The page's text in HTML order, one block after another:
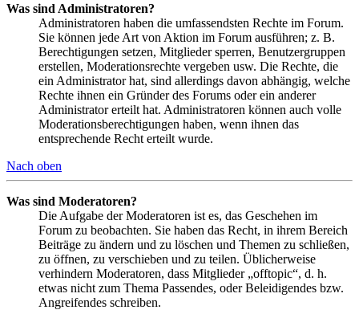
Was sind Administratoren?
Administratoren haben die umfassendsten Rechte im Forum.
Sie können jede Art von Aktion im Forum ausführen; z. B.
Berechtigungen setzen, Mitglieder sperren, Benutzergruppen
erstellen, Moderationsrechte vergeben usw. Die Rechte, die
ein Administrator hat, sind allerdings davon abhängig, welche
Rechte ihnen ein Gründer des Forums oder ein anderer
Administrator erteilt hat. Administratoren können auch volle
Moderationsberechtigungen haben, wenn ihnen das
entsprechende Recht erteilt wurde.
Nach oben
Was sind Moderatoren?
Die Aufgabe der Moderatoren ist es, das Geschehen im
Forum zu beobachten. Sie haben das Recht, in ihrem Bereich
Beiträge zu ändern und zu löschen und Themen zu schließen,
zu öffnen, zu verschieben und zu teilen. Üblicherweise
verhindern Moderatoren, dass Mitglieder „offtopic“, d. h.
etwas nicht zum Thema Passendes, oder Beleidigendes bzw.
Angreifendes schreiben.